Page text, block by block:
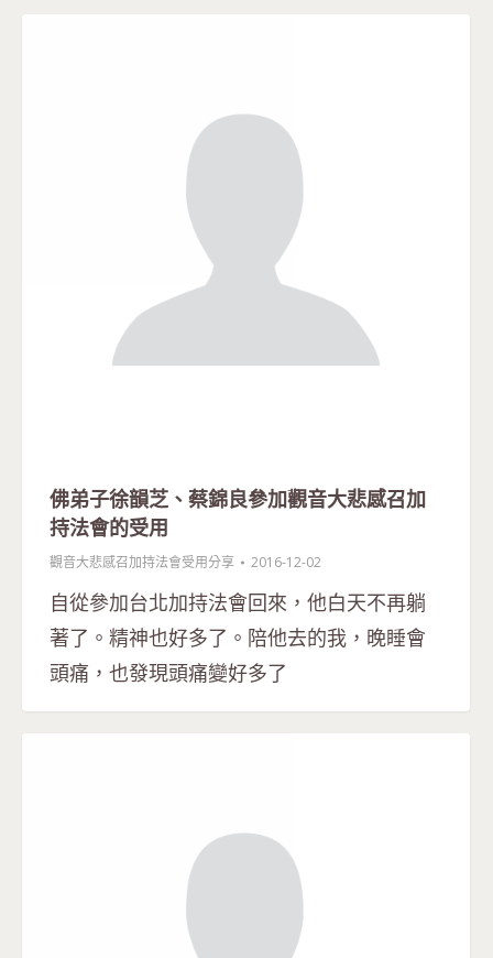
佛弟子徐韻芝、蔡錦良參加觀音大悲感召加
持法會的受用
觀音大悲感召加持法會受用分享 2016-12-02
自從參加台北加持法會回來，他白天不再躺
著了。精神也好多了。陪他去的我，晚睡會
頭痛，也發現頭痛變好多了